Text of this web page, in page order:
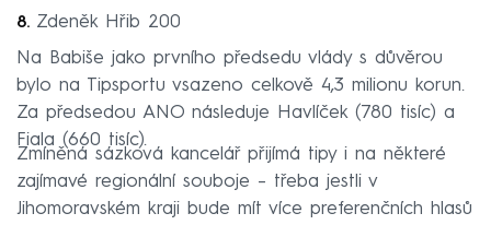
Zdeněk Hřib 200
Na Babiše jako prvního předsedu vlády s důvěrou
bylo na Tipsportu vsazeno celkově 4,3 milionu korun.
Za předsedou ANO následuje Havlíček (780 tisíc) a
Fiala (660 tisíc).
Zmíněná sázková kancelář přijímá tipy i na některé
zajímavé regionální souboje – třeba jestli v
Jihomoravském kraji bude mít více preferenčních hlasů